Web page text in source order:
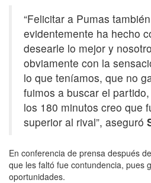
“Felicitar a Pumas
evidentemente ha hecho
desearle lo mejor y
obviamente con la
lo que teníamos, que no
fuimos a buscar el
los 180 minutos creo que
superior al rival”, aseguró
En conferencia de prensa después
que les faltó fue contundencia, pues
oportunidades.